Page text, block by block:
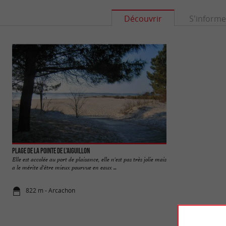
Découvrir
Plage de la Pointe de l'Aiguillon
Elle est accolée au port de plaisance, elle n'est pas très jolie mais
a le mérite d'être mieux pourvue en eaux ...
822 m - Arcachon